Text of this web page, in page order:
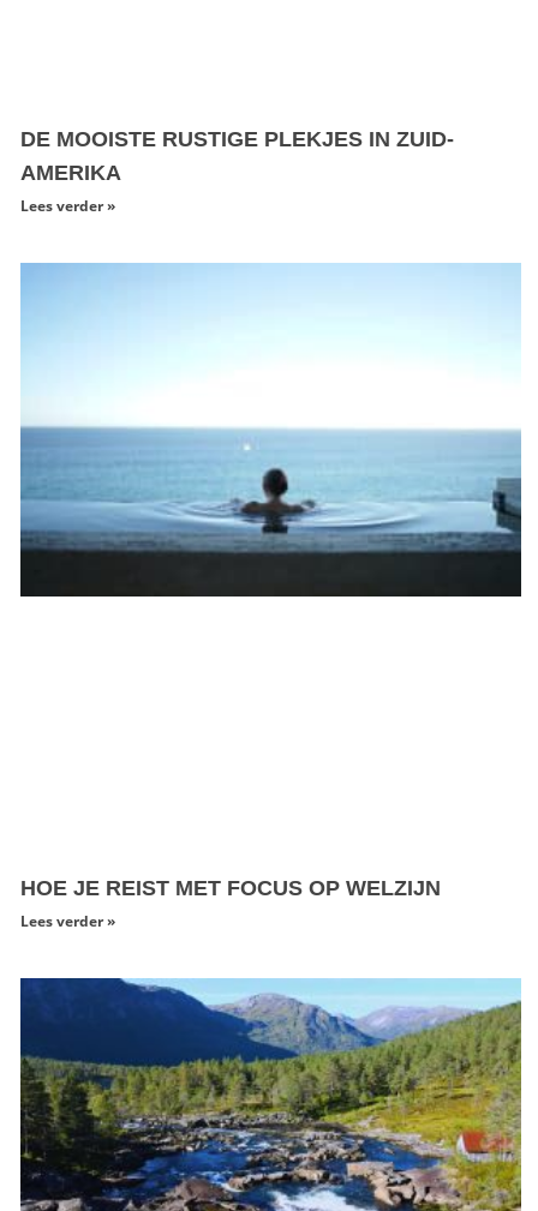
DE MOOISTE RUSTIGE PLEKJES IN ZUID-
AMERIKA
Lees verder »
HOE JE REIST MET FOCUS OP WELZIJN
Lees verder »